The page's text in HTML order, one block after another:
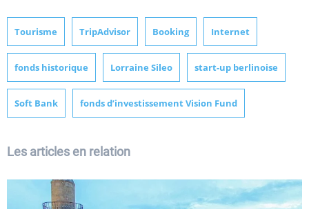
Tourisme TripAdvisor Booking Internet
fonds historique Lorraine Sileo start-up berlinoise
Soft Bank fonds d’investissement Vision Fund
Les articles en relation